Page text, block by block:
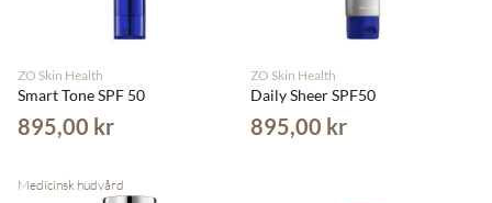
ZO Skin Health
Smart Tone SPF 50
895,00 kr
ZO Skin Health
Daily Sheer SPF50
895,00 kr
Medicinsk hudvård